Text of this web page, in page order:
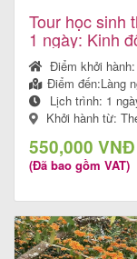
Tour học sinh
1 ngày: Kinh
Điểm khởi
Điểm đến:Làng
Lịch trình: 1
Khởi hành từ:
550,000 VNĐ
(Đã bao gồm VAT)